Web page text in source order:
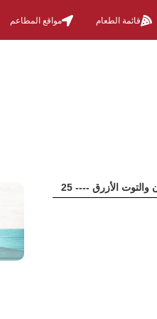
قائمة الطعام مواقع المطاعم
سبلاشر الليمون والتوت الأزرق ---- 25